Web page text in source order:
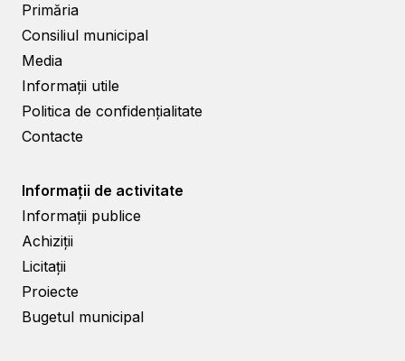
Primăria
Consiliul municipal
Media
Informații utile
Politica de confidențialitate
Contacte
Informații de activitate
Informații publice
Achiziții
Licitații
Proiecte
Bugetul municipal